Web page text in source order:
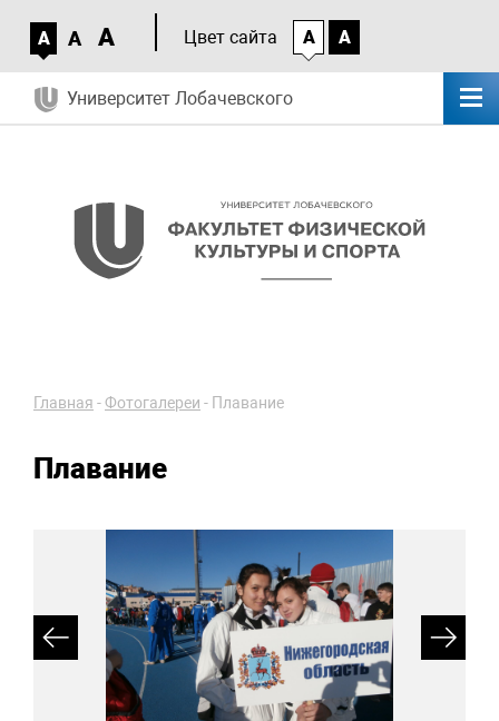
A A A Цвет сайта A A
Университет Лобачевского
Главная -Фотогалереи - Плавание
Плавание